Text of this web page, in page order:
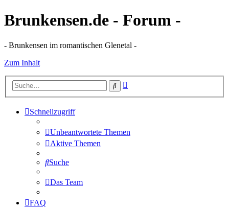
Brunkensen.de - Forum -
- Brunkensen im romantischen Glenetal -
Zum Inhalt
Suche
Schnellzugriff
Unbeantwortete Themen
Aktive Themen
Suche
Das Team
FAQ